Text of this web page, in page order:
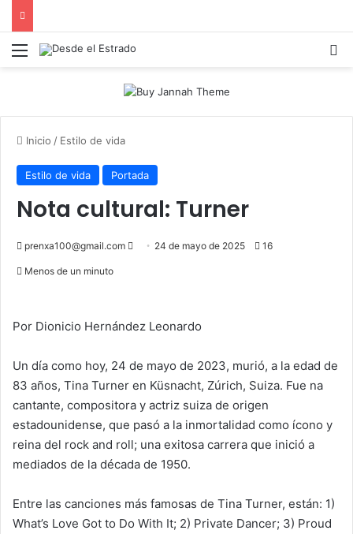
Menú
Inicio / Estilo de vida
Estilo de vida Portada
Nota cultural: Turner
prenxa100@gmail.com
Send 24 de mayo de 2025 16
Menos de un minuto
Por Dionicio Hernández Leonardo
Un día como hoy, 24 de mayo de 2023, murió, a la edad de
83 años, Tina Turner en Küsnacht, Zúrich, Suiza. Fue na
cantante, compositora y actriz suiza de origen
estadounidense, que pasó a la inmortalidad como ícono y
reina del rock and roll; una exitosa carrera que inició a
mediados de la década de 1950.
Entre las canciones más famosas de Tina Turner, están: 1)
What’s Love Got to Do With It; 2) Private Dancer; 3) Proud